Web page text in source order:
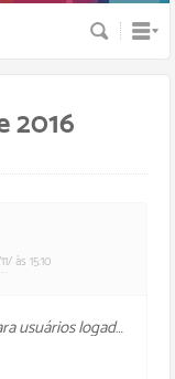
Busca
2016
11/ às 15:10
Momento disponível apenas para usuários logados, foi mal.